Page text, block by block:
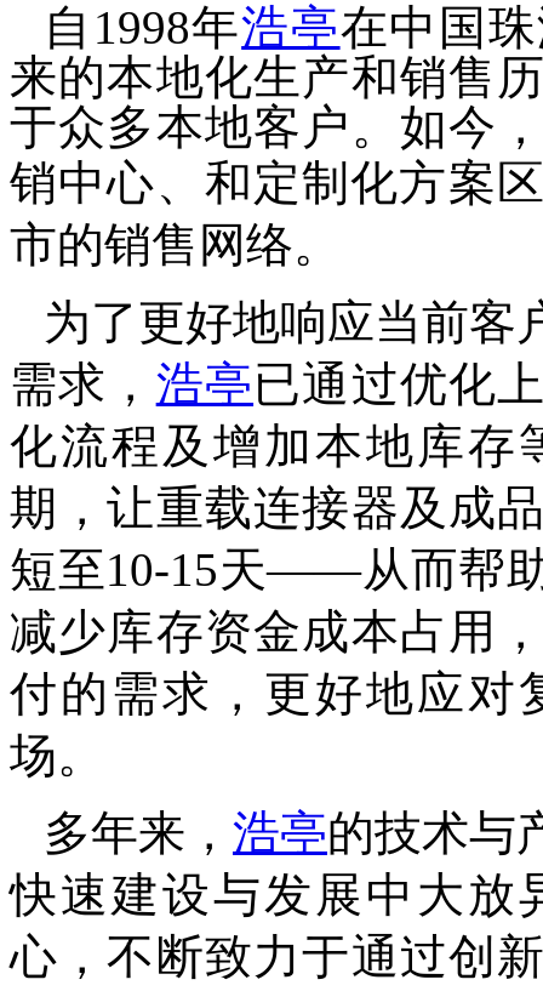
自 1998年浩亭在中国
来的本地化生产和销售
于众多本地客户。如今
销中心、和定制化方案
市的销售网络。
为了更好地响应当前客
需求， 浩亭已通过优化
化流程及增加本地库存
期，让重载连接器及成
短至10-15天——从而帮
减少库存资金成本占用
付的需求，更好地应对
场。
多年来， 浩亭的技术与
快速建设与发展中大放
心，不断致力于通过创